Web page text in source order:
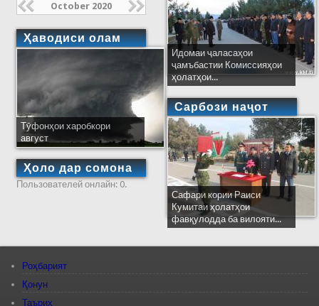
October 2020
Ҳаводиси олам
Тӯфонҳои харобкори
август
Ҳоло дар сомона
Пользователей онлайн: 0.
Идомаи ҷаласаҳои
ҷамъбастии Комиссияҳои
ҳолатҳои...
Сарбози наҷот
Сафари кории Раиси
Кумитаи ҳолатҳои
фавқулодда ба вилояти...
Роҳбарият
Қонун
Таърих